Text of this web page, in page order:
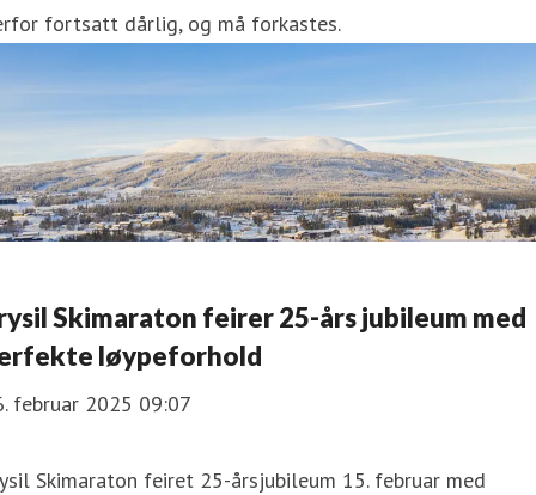
fortsatt dårlig, og må forkastes.
Skimaraton feirer 25-års jubileum med
løypeforhold
februar 2025 09:07
Skimaraton feiret 25-årsjubileum 15. februar med